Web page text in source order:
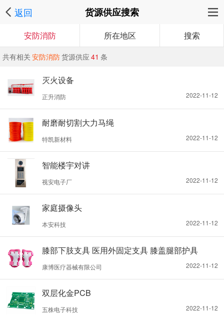
返回 货源供应搜索
安防消防 所在地区 搜索
共有相关 安防消防货源供应 41 条
灭火设备
2022-11-12
正升消防
耐磨耐切割大力马绳
2022-11-12
特凯新材料
智能楼宇对讲
2022-11-12
视安电子厂
家庭摄像头
2022-11-12
本安科技
膝部下肢支具 医用外固定支具 膝盖腿部护具
2022-11-12
康博医疗器械有限公司
双层化金PCB
2022-11-12
五株电子科技